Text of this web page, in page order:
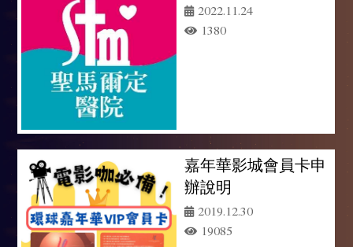
2022.11.24
1380
嘉年華影城會員卡申
辦說明
2019.12.30
19085